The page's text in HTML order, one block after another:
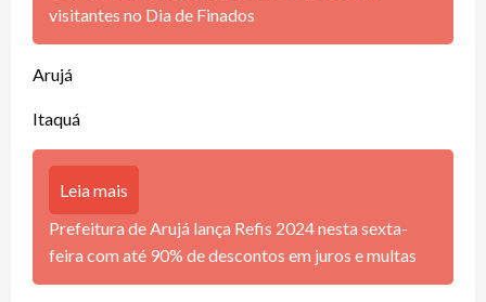
visitantes no Dia de Finados
Arujá
Itaquá
Leia mais
Prefeitura de Arujá lança Refis 2024 nesta sexta-
feira com até 90% de descontos em juros e multas